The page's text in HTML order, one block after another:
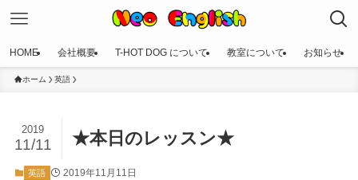
HOME 会社概要 T-HOT DOG について 教室について お知らせ
ホーム 英語
★本日のレッスン★
2019
11/11
英語 2019年11月11日